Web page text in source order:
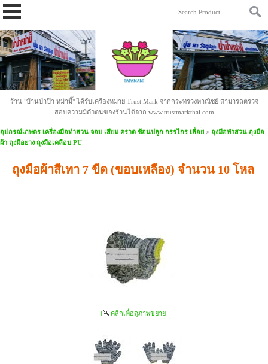
ร้าน "บ้านป่าป๊า หม่ามี๊" ได้รับเครื่องหมาย Trust Mark จากกระทรวงพาณิชย์ สามารถตรวจ
สอบความมีตัวตนของร้านได้จาก www.trustmarkthai.com
อุปกรณ์เกษตร เครื่องมือทำสวน จอบ เสียม คราด ช้อนปลูก กรรไกร เลื่อย > ถุงมือทำสวน ถุงมือ
ผ้า ถุงมือยาง ถุงมือเคลือบ PU
ถุงมือผ้าสีเทา 7 ขีด (ขอบเหลือง) จำนวน 10 โหล
[ คลิกเพื่อดูภาพขยาย]